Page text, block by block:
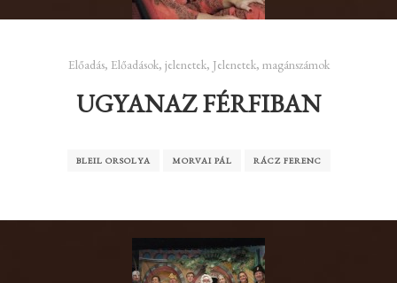
Előadás, Előadások, jelenetek, Jelenetek, magánszámok
UGYANAZ FÉRFIBAN
BLEIL ORSOLYA MORVAI PÁL RÁCZ FERENC